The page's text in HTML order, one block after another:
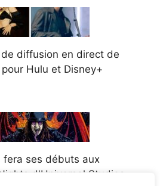
diffusion en direct de
Hulu et Disney+
fera ses débuts aux
d'Universal Studios